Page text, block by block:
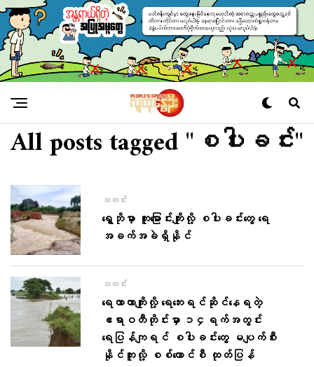
All posts tagged "စပါးခင်း"
သတင်း
ရွှေဘိုမှာ တူးမြောင်းကျိုးလို့ စပါးခင်းတွေ ရေ
အခက်အခဲရှိနိုင်
သတင်း
ရေကာတာကျိုးလို့ ရေဘေးရင်ဆိုင်နေရတဲ့
ဧရာဝတီတိုင်းမှာ ၁၄ရက်အတွင်း
ရေပြန်ကျရင် စပါးခင်းတွေ မပျက်စီး
နိုင်ဘူးလို့ စစ်ကောင်စီ ထုတ်ပြန်